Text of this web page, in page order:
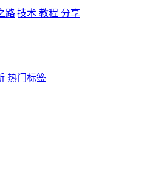
热门标签